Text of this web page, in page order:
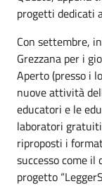
progetti dedicati
Con settembre,
Grezzana per i
Aperto (presso i
nuove attività
educatori e le
laboratori
riproposti i
successo come il
progetto